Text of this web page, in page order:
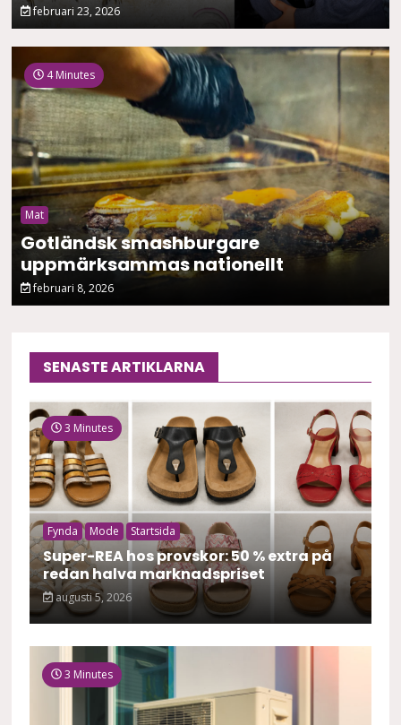
februari 23, 2026
4 Minutes
Mat
Gotländsk smashburgare
uppmärksammas nationellt
februari 8, 2026
SENASTE ARTIKLARNA
3 Minutes
Fynda Mode Startsida
Super-REA hos provskor: 50 % extra på
redan halva marknadspriset
augusti 5, 2026
3 Minutes